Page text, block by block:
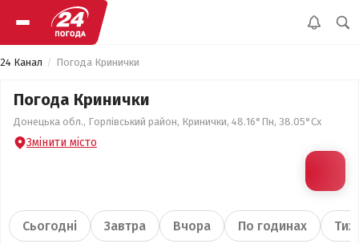
24 Канал Погода Кринички
Погода Кринички
Донецька обл., Горлівський район, Кринички, 48.16°Пн, 38.05°Сх
Змінити місто
Сьогодні Завтра Вчора По годинах